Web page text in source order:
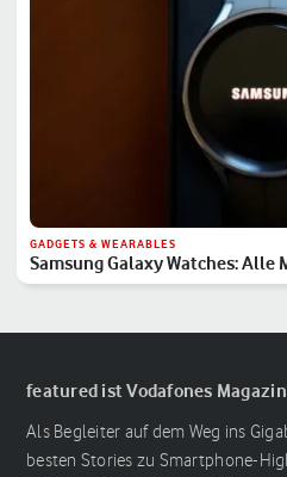
GADGETS & WEARABLES
Samsung Galaxy Watches: Alle
Hauptserie, Classic & Ultra
featured ist Vodafones
Als Begleiter auf dem Weg ins
besten Stories zu Smartphone-